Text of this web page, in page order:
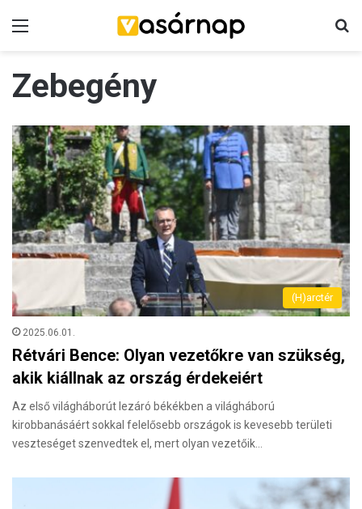
Zebegény
(H)arctér
2025.06.01.
Rétvári Bence: Olyan vezetőkre van szükség,
akik kiállnak az ország érdekeiért
Az első világháborút lezáró békékben a világháború
kirobbanásáért sokkal felelősebb országok is kevesebb területi
veszteséget szenvedtek el, mert olyan vezetőik…